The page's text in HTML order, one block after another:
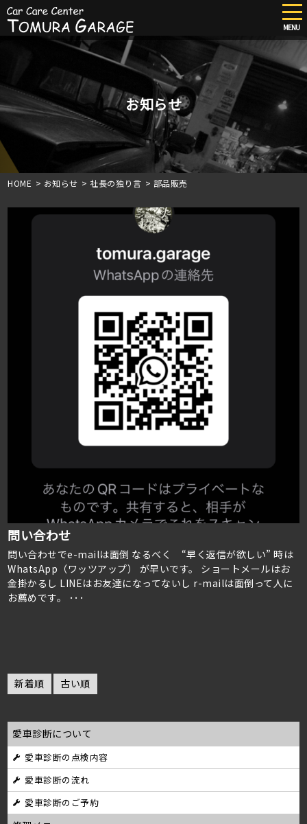
content
MENU
お知らせ
HOME > お知らせ > 社長の独り言 > 部品販売
問い合わせ
問い合わせでe-mailは面倒 なるべく “早く返信が欲しい” 時は
WhatsApp（ワッツアップ） が早いです。 ショートメールはお
金掛かるし LINEはお友達になってないし r-mailは面倒って人に
お薦めです。 ･･･
新着順 古い順
愛車診断について
愛車診断の点検内容
愛車診断の流れ
愛車診断のご予約